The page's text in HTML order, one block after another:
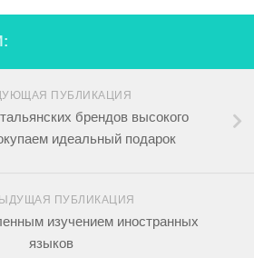
ПУБЛИКАЦИЯ
брендов высокого
идеальный подарок
ПУБЛИКАЦИЯ
изучением иностранных
языков